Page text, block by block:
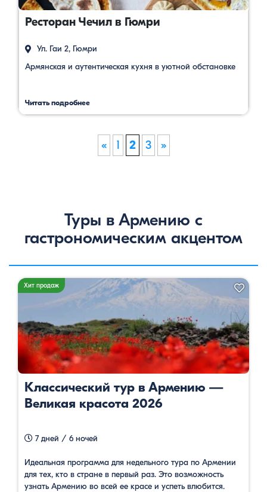
Ресторан Чечил в Гюмри
Ул. Гаи 2, Гюмри
Армянская и аутентическая кухня в уютной обстановке
Читать подробнее
« 1 2 3 »
Туры в Армению с
гастрономическим акцентом
Хит продаж
Классический тур в Армению —
Великая красота 2026
7 дней / 6 ночей
Идеальная программа для недельного тура по Армении
для тех, кто в стране в первый раз. Это возможность
узнать Армению во всей ее красе и успеть влюбится.